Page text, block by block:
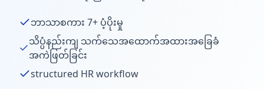
ဘာသာစကား 7+ ပံ့ပိုးမှု
သိပ္ပံနည်းကျ သက်သေအထောက်အထားအခြေခံ
အကဲဖြတ်ခြင်း
structured HR workflow